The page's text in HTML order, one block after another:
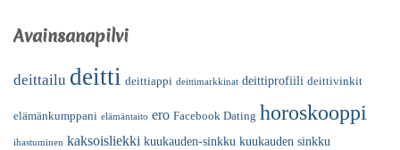
Avainsanapilvi
deittailu deitti deittiappi deittimarkkinat deittiprofiili deittivinkit
elämänkumppani elämäntaito ero Facebook Dating horoskooppi
ihastuminen kaksoisliekki kuukauden-sinkku kuukauden sinkku